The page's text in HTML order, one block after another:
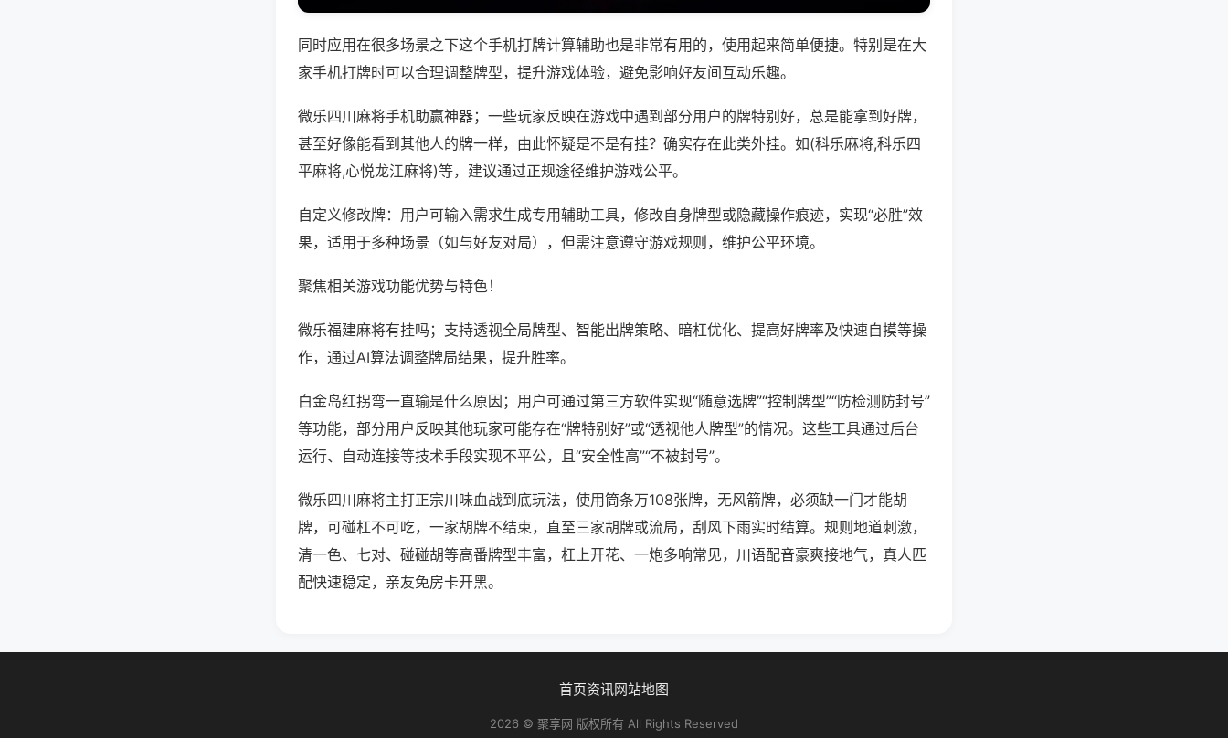
同时应用在很多场景之下这个手机打牌计算辅助也是非常有用的，使用起来简单便捷。特别是在大
家手机打牌时可以合理调整牌型，提升游戏体验，避免影响好友间互动乐趣。
微乐四川麻将手机助赢神器；一些玩家反映在游戏中遇到部分用户的牌特别好，总是能拿到好牌，
甚至好像能看到其他人的牌一样，由此怀疑是不是有挂？确实存在此类外挂。如(科乐麻将,科乐四
平麻将,心悦龙江麻将)等，建议通过正规途径维护游戏公平。
自定义修改牌：用户可输入需求生成专用辅助工具，修改自身牌型或隐藏操作痕迹，实现“必胜”效
果，适用于多种场景（如与好友对局），但需注意遵守游戏规则，维护公平环境。
聚焦相关游戏功能优势与特色！
微乐福建麻将有挂吗；支持透视全局牌型、智能出牌策略、暗杠优化、提高好牌率及快速自摸等操
作，通过AI算法调整牌局结果，提升胜率。
白金岛红拐弯一直输是什么原因；用户可通过第三方软件实现“随意选牌”“控制牌型”“防检测防封号”
等功能，部分用户反映其他玩家可能存在“牌特别好”或“透视他人牌型”的情况。这些工具通过后台
运行、自动连接等技术手段实现不平公，且“安全性高”“不被封号”。
微乐四川麻将主打正宗川味血战到底玩法，使用筒条万108张牌，无风箭牌，必须缺一门才能胡
牌，可碰杠不可吃，一家胡牌不结束，直至三家胡牌或流局，刮风下雨实时结算。规则地道刺激，
清一色、七对、碰碰胡等高番牌型丰富，杠上开花、一炮多响常见，川语配音豪爽接地气，真人匹
配快速稳定，亲友免房卡开黑。
首页资讯网站地图
2026 © 聚享网 版权所有 All Rights Reserved